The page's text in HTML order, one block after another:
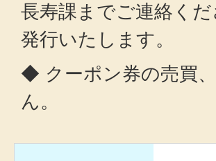
長寿課までご連絡く
発行いたします。
◆ クーポン券の売買
ん。